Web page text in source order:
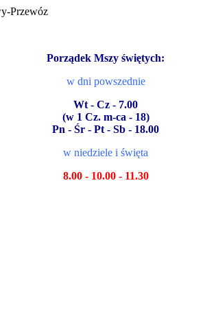
Przewóz
Porządek Mszy świętych:
w dni powszednie
Wt - Cz - 7.00
(w 1 Cz. m-ca - 18)
Pn - Śr - Pt - Sb - 18.00
w niedziele i święta
8.00 - 10.00 - 11.30